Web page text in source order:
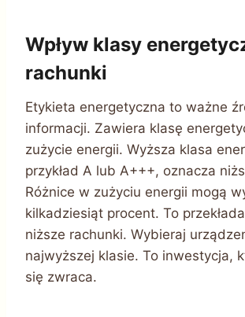
Wpływ klasy
rachunki
Etykieta energetyczna to ważne
informacji. Zawiera klasę
zużycie energii. Wyższa klasa
przykład A lub A+++, oznacza
Różnice w zużyciu energii mogą
kilkadziesiąt procent. To
niższe rachunki. Wybieraj
najwyższej klasie. To inwestycja,
się zwraca.